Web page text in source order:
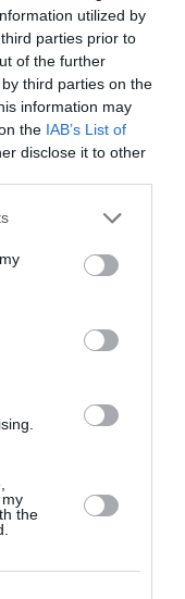
utilized by
parties prior to
of the further
third parties on the
information may
the IAB’s List of
disclose it to other
the
di
otto fermi